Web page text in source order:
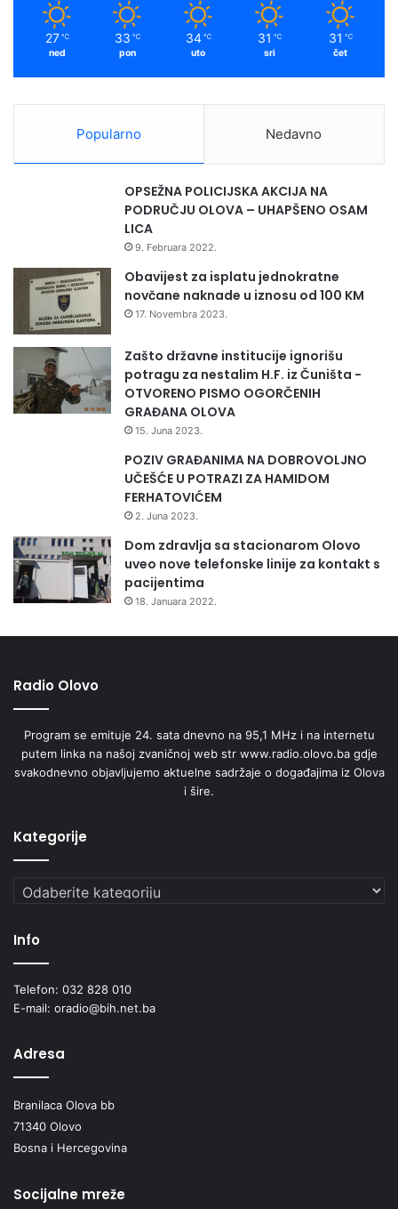
27 ℃
ned
33 ℃
pon
34 ℃
uto
31 ℃
sri
31 ℃
čet
Popularno Nedavno
OPSEŽNA POLICIJSKA AKCIJA NA
PODRUČJU OLOVA – UHAPŠENO OSAM
LICA
9. Februara 2022.
Obavijest za isplatu jednokratne
novčane naknade u iznosu od 100 KM
17. Novembra 2023.
Zašto državne institucije ignorišu
potragu za nestalim H.F. iz Čuništa -
OTVORENO PISMO OGORČENIH
GRAĐANA OLOVA
15. Juna 2023.
POZIV GRAĐANIMA NA DOBROVOLJNO
UČEŠĆE U POTRAZI ZA HAMIDOM
FERHATOVIĆEM
2. Juna 2023.
Dom zdravlja sa stacionarom Olovo
uveo nove telefonske linije za kontakt s
pacijentima
18. Januara 2022.
Radio Olovo
Program se emituje 24. sata dnevno na 95,1 MHz i na internetu
putem linka na našoj zvaničnoj web str www.radio.olovo.ba gdje
svakodnevno objavljujemo aktuelne sadržaje o događajima iz Olova
i šire.
Kategorije
Kategorije
Info
Telefon: 032 828 010
E-mail: oradio@bih.net.ba
Adresa
Branilaca Olova bb
71340 Olovo
Bosna i Hercegovina
Socijalne mreže